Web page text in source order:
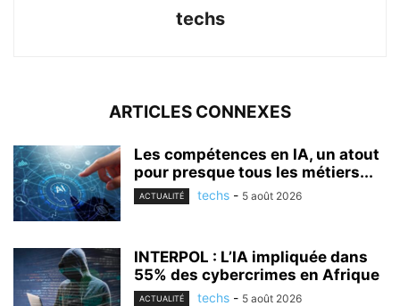
techs
ARTICLES CONNEXES
Les compétences en IA, un atout
pour presque tous les métiers...
ACTUALITÉ techs - 5 août 2026
INTERPOL : L’IA impliquée dans
55% des cybercrimes en Afrique
ACTUALITÉ techs - 5 août 2026